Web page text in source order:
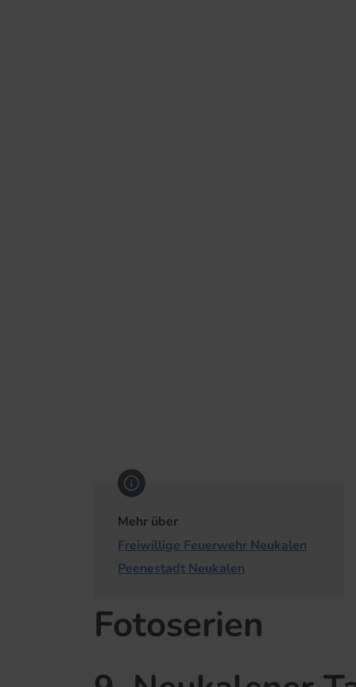
Mehr über
Freiwillige Feuerwehr Neukalen
Peenestadt Neukalen
Fotoserien